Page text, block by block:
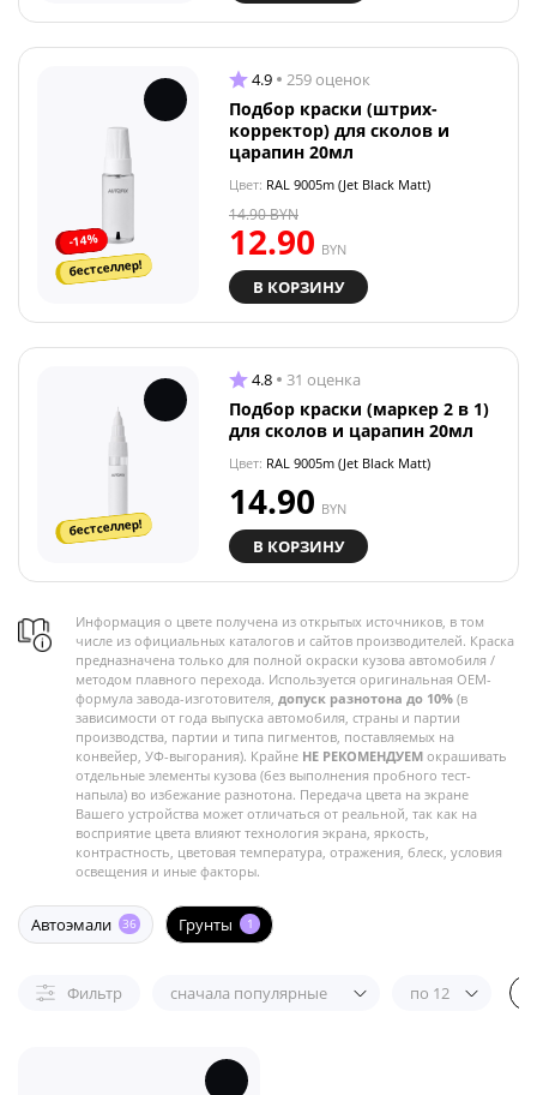
-14%
бестселлер!
4.9 259 оценок
Подбор краски (штрих-
корректор) для сколов и
царапин 20мл
Цвет: RAL 9005m (Jet Black Matt)
12.90 BYN
14.90BYN
В КОРЗИНУ
бестселлер!
4.8 31 оценка
Подбор краски (маркер 2 в 1)
для сколов и царапин 20мл
Цвет: RAL 9005m (Jet Black Matt)
14.90 BYN
В КОРЗИНУ
Информация о цвете получена из открытых источников, в том
числе из официальных каталогов и сайтов производителей. Краска
предназначена только для полной окраски кузова автомобиля /
методом плавного перехода. Используется оригинальная OEM-
формула завода-изготовителя, допуск разнотона до 10% (в
зависимости от года выпуска автомобиля, страны и партии
производства, партии и типа пигментов, поставляемых на
конвейер, УФ-выгорания). Крайне НЕ РЕКОМЕНДУЕМ окрашивать
отдельные элементы кузова (без выполнения пробного тест-
напыла) во избежание разнотона. Передача цвета на экране
Вашего устройства может отличаться от реальной, так как на
восприятие цвета влияют технология экрана, яркость,
контрастность, цветовая температура, отражения, блеск, условия
освещения и иные факторы.
Автоэмали 36 Грунты 1
Фильтр сначала популярные по 12